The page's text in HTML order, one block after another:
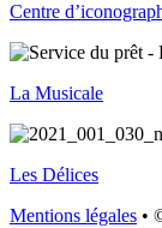
Centre
La Musicale
Les Délices
Mentions légales •